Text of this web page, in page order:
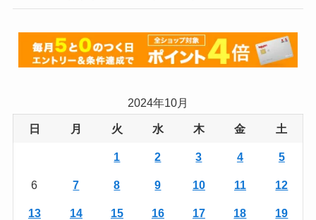
2024年10月
日 月 火 水 木 金 土
1 2 3 4 5
6 7 8 9 10 11 12
13 14 15 16 17 18 19